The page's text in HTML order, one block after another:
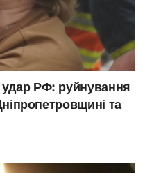
РФ: руйнування
та